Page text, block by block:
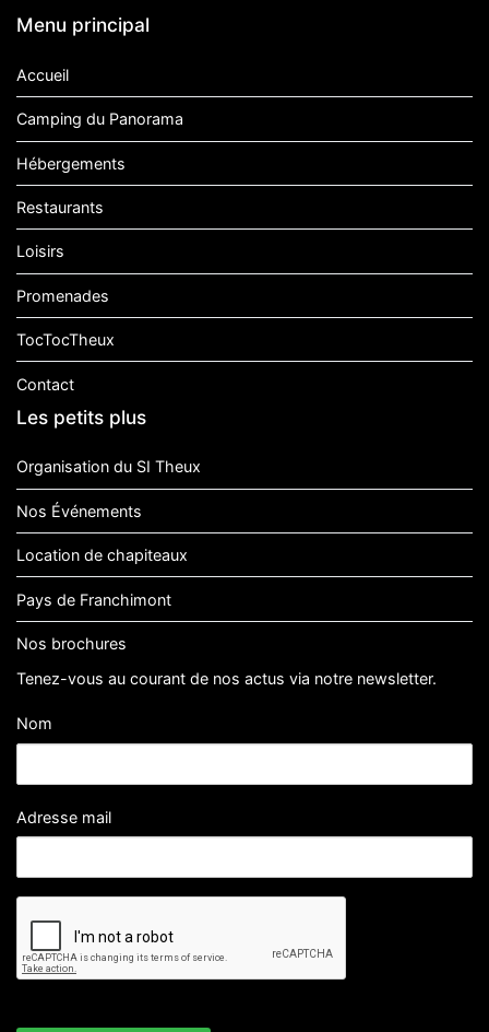
Menu principal
Accueil
Camping du Panorama
Hébergements
Restaurants
Loisirs
Promenades
TocTocTheux
Contact
Les petits plus
Organisation du SI Theux
Nos Événements
Location de chapiteaux
Pays de Franchimont
Nos brochures
Tenez-vous au courant de nos actus via notre newsletter.
Nom
Adresse mail